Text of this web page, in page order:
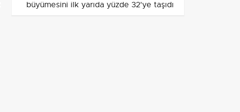
büyümesini ilk yarıda yüzde 32'ye taşıdı